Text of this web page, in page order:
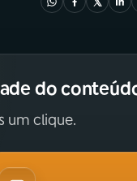
do
um clique.